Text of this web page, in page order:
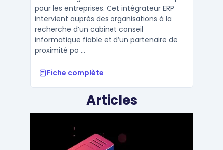
pour les entreprises. Cet intégrateur ERP
intervient auprès des organisations à la
recherche d’un cabinet conseil
informatique fiable et d’un partenaire de
proximité po ...
Fiche complète
Articles